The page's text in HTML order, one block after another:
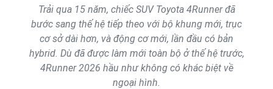
Trải qua 15 năm, chiếc SUV Toyota 4Runner đã
bước sang thế hệ tiếp theo với bộ khung mới, trục
cơ sở dài hơn, và động cơ mới, lần đầu có bản
hybrid. Dù đã được làm mới toàn bộ ở thế hệ trước,
4Runner 2026 hầu như không có khác biệt về
ngoại hình.